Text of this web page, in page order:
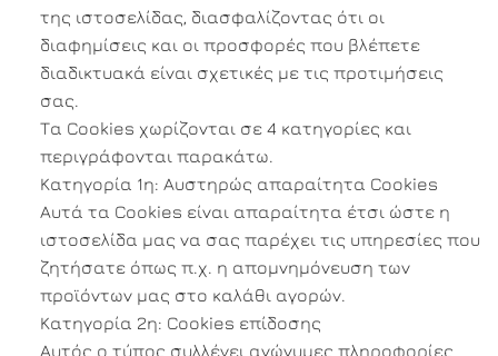
της ιστοσελίδας, διασφαλίζοντας ότι οι
διαφημίσεις και οι προσφορές που βλέπετε
διαδικτυακά είναι σχετικές με τις προτιμήσεις
σας.
Τα Cookies χωρίζονται σε 4 κατηγορίες και
περιγράφονται παρακάτω.
Κατηγορία 1η: Αυστηρώς απαραίτητα Cookies
Αυτά τα Cookies είναι απαραίτητα έτσι ώστε η
ιστοσελίδα μας να σας παρέχει τις υπηρεσίες που
ζητήσατε όπως π.χ. η απομνημόνευση των
προϊόντων μας στο καλάθι αγορών.
Κατηγορία 2η: Cookies επίδοσης
Αυτός ο τύπος συλλέγει ανώνυμες πληροφορίες